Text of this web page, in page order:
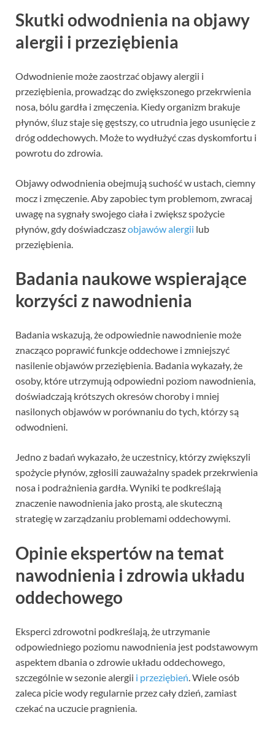
Skutki odwodnienia na objawy
alergii i przeziębienia
Odwodnienie może zaostrzać objawy alergii i
przeziębienia, prowadząc do zwiększonego przekrwienia
nosa, bólu gardła i zmęczenia. Kiedy organizm brakuje
płynów, śluz staje się gęstszy, co utrudnia jego usunięcie z
dróg oddechowych. Może to wydłużyć czas dyskomfortu i
powrotu do zdrowia.
Objawy odwodnienia obejmują suchość w ustach, ciemny
mocz i zmęczenie. Aby zapobiec tym problemom, zwracaj
uwagę na sygnały swojego ciała i zwiększ spożycie
płynów, gdy doświadczaszobjawów alergii lub
przeziębienia.
Badania naukowe wspierające
korzyści z nawodnienia
Badania wskazują, że odpowiednie nawodnienie może
znacząco poprawić funkcje oddechowe i zmniejszyć
nasilenie objawów przeziębienia. Badania wykazały, że
osoby, które utrzymują odpowiedni poziom nawodnienia,
doświadczają krótszych okresów choroby i mniej
nasilonych objawów w porównaniu do tych, którzy są
odwodnieni.
Jedno z badań wykazało, że uczestnicy, którzy zwiększyli
spożycie płynów, zgłosili zauważalny spadek przekrwienia
nosa i podrażnienia gardła. Wyniki te podkreślają
znaczenie nawodnienia jako prostą, ale skuteczną
strategię w zarządzaniu problemami oddechowymi.
Opinie ekspertów na temat
nawodnienia i zdrowia układu
oddechowego
Eksperci zdrowotni podkreślają, że utrzymanie
odpowiedniego poziomu nawodnienia jest podstawowym
aspektem dbania o zdrowie układu oddechowego,
szczególnie w sezonie alergii i przeziębień . Wiele osób
zaleca picie wody regularnie przez cały dzień, zamiast
czekać na uczucie pragnienia.